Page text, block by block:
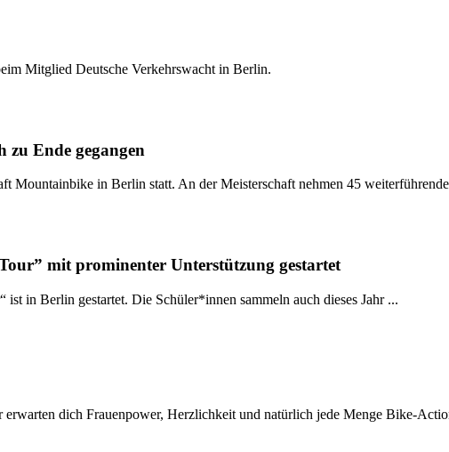
Mitglied Deutsche Verkehrswacht in Berlin.
zu Ende gegangen
Mountainbike in Berlin statt. An der Meisterschaft nehmen 45
mit prominenter Unterstützung gestartet
in Berlin gestartet. Die Schüler*innen sammeln auch dieses Jahr ...
dich Frauenpower, Herzlichkeit und natürlich jede Menge Bike-